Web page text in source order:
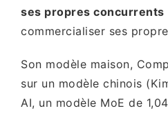
ses propres concurrents
commercialiser ses
Son modèle maison,
sur un modèle chinois
AI, un modèle MoE de